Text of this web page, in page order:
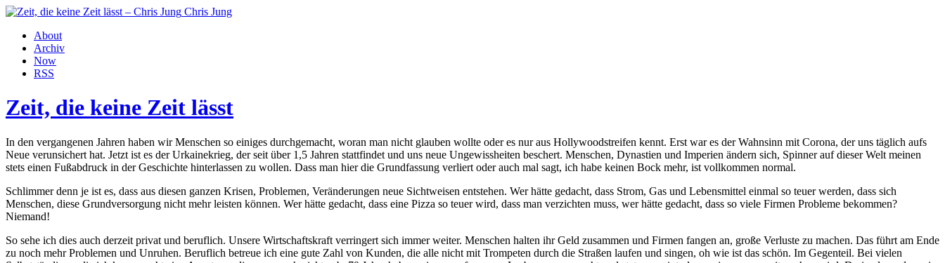
Chris Jung
About
Archiv
Now
RSS
Zeit, die keine Zeit lässt
In den vergangenen Jahren haben wir Menschen so einiges durchgemacht, woran man nicht glauben wollte oder es nur aus Hollywoodstreifen kennt. Erst war es der Wahnsinn mit Corona, der uns täglich aufs
Neue verunsichert hat. Jetzt ist es der Urkainekrieg, der seit über 1,5 Jahren stattfindet und uns neue Ungewissheiten beschert. Menschen, Dynastien und Imperien ändern sich, Spinner auf dieser Welt meinen
stets einen Fußabdruck in der Geschichte hinterlassen zu wollen. Dass man hier die Grundfassung verliert oder auch mal sagt, ich habe keinen Bock mehr, ist vollkommen normal.
Schlimmer denn je ist es, dass aus diesen ganzen Krisen, Problemen, Veränderungen neue Sichtweisen entstehen. Wer hätte gedacht, dass Strom, Gas und Lebensmittel einmal so teuer werden, dass sich
Menschen, diese Grundversorgung nicht mehr leisten können. Wer hätte gedacht, dass eine Pizza so teuer wird, dass man verzichten muss, wer hätte gedacht, dass so viele Firmen Probleme bekommen?
Niemand!
So sehe ich dies auch derzeit privat und beruflich. Unsere Wirtschaftskraft verringert sich immer weiter. Menschen halten ihr Geld zusammen und Firmen fangen an, große Verluste zu machen. Das führt am Ende
zu noch mehr Problemen und Unruhen. Beruflich betreue ich eine gute Zahl von Kunden, die alle nicht mit Trompeten durch die Straßen laufen und singen, oh wie ist das schön. Im Gegenteil. Bei vielen